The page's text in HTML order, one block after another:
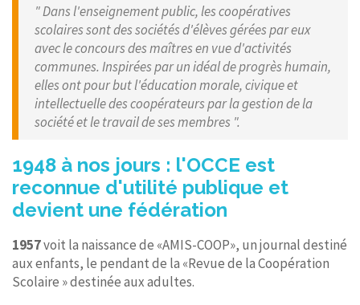
" Dans l'enseignement public, les coopératives
scolaires sont des sociétés d'élèves gérées par eux
avec le concours des maîtres en vue d'activités
communes. Inspirées par un idéal de progrès humain,
elles ont pour but l'éducation morale, civique et
intellectuelle des coopérateurs par la gestion de la
société et le travail de ses membres ".
1948 à nos jours : l'OCCE est
reconnue d'utilité publique et
devient une fédération
1957voit la naissance de «AMIS-COOP», un journal destiné
aux enfants, le pendant de la «Revue de la Coopération
Scolaire » destinée aux adultes.